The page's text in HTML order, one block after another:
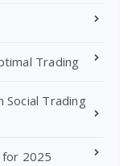
Trading
Social Trading
for 2025